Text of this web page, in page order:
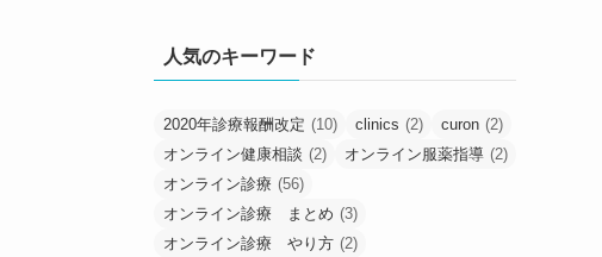
人気のキーワード
2020年診療報酬改定 (10) clinics (2) curon (2)
オンライン健康相談 (2) オンライン服薬指導 (2)
オンライン診療 (56)
オンライン診療 まとめ (3)
オンライン診療 やり方 (2)